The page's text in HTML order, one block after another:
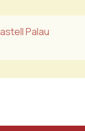
Palau